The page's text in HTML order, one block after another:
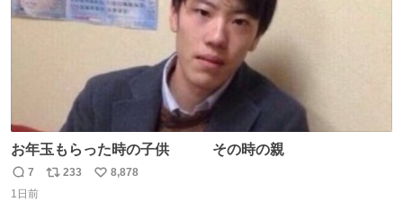
お年玉もらった時の子供 その時の親
返
信
7
リ
233
い
8,878
1日前